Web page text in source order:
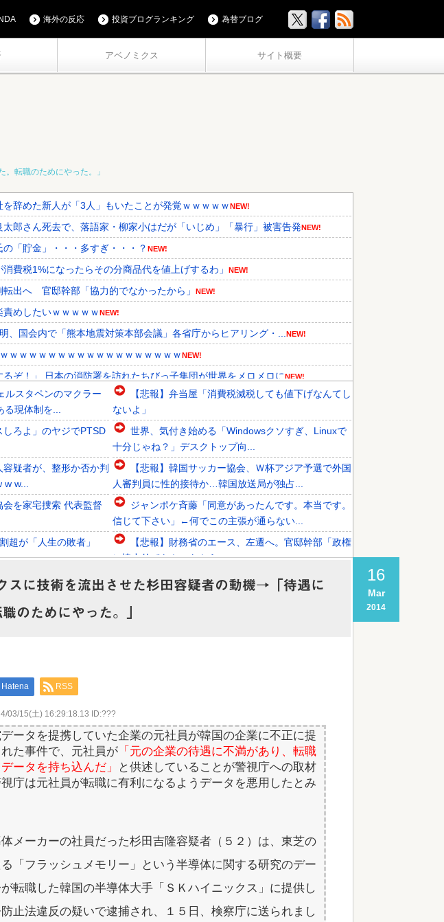
アベノミクス サイト概要
海外の反応 投資ブログランキング 為替ブログ
転職のためにやった。」
を辞めた新人が「3人」もいたことが発覚ｗｗｗｗｗNEW!
郎さん死去で、落語家・柳家小はだが「いじめ」「暴行」被害告発NEW!
の「貯金」・・・多すぎ・・・？ NEW!
費税1%になったらその分商品代を値上げするわ」 NEW!
転出へ 官邸幹部「協力的でなかったから」 NEW!
責めしたいｗｗｗｗｗNEW!
、国会内で「熊本地震対策本部会議」各省庁からヒアリング・... NEW!
ｗｗｗｗｗｗｗｗｗｗｗｗｗｗｗｗｗｗNEW!
ぞ！」 日本の消防署を訪れたちびっ子集団が世界をメロメロにNEW!
して大韓サッカー協会の非民主的な運営を厳しく批判した理由がこ...NEW!
係が深い地球の裏側の国がこちらです‥」→「国境を越えた驚くべき...NEW!
10%台の暴落！外国人投資家と機関が売り越しを仕掛けコスピが...
ルスタペンのマクラー
現体制を...
しろよ」のヤジでPTSD
容疑者が、整形か否か判
w...
を家宅捜索 代表監督
割超が「人生の敗者」
地震発生時の手術室の
機関「差別、非公開答
【悲報】弁当屋「消費税減税しても値下げなんてし
ないよ」
世界、気付き始める「Windowsクソすぎ、Linuxで
十分じゃね？」デスクトップ向...
【悲報】韓国サッカー協会、Ｗ杯アジア予選で外国
人審判員に性的接待か…韓国放送局が独占...
ジャンポケ斉藤「同意があったんです。本当です。
信じて下さい」←何でこの主張が通らない...
【悲報】財務省のエース、左遷へ。官邸幹部「政権
に協力的でなかったから」
【謎】女「43億円注文して………キャンセルっ
と！」←こいつの目的
16
Mar
2014
スに技術を流出させた杉田容疑者の動機→「待遇に
のためにやった。」
Hatena RSS
03/15(土) 16:29:18.13 ID:???
ータを提携していた企業の元社員が韓国の企業に不正に提
た事件で、元社員が 「元の企業の待遇に不満があり、転職
ータを持ち込んだ」
と供述していることが警視庁への取材
庁は元社員が転職に有利になるようデータを悪用したとみ
メーカーの社員だった杉田吉隆容疑者（５２）は、東芝の
る「フラッシュメモリー」という半導体に関する研究のデー
転職した韓国の半導体大手「ＳＫハイニックス」に提供し
止法違反の疑いで逮捕され、１５日、検察庁に送られまし